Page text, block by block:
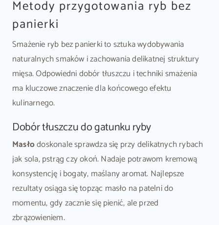
Metody przygotowania ryb bez
panierki
Smażenie ryb bez panierki to sztuka wydobywania
naturalnych smaków i zachowania delikatnej struktury
mięsa. Odpowiedni dobór tłuszczu i techniki smażenia
ma kluczowe znaczenie dla końcowego efektu
kulinarnego.
Dobór tłuszczu do gatunku ryby
Masłodoskonale sprawdza się przy delikatnych rybach
jak sola, pstrąg czy okoń. Nadaje potrawom kremową
konsystencję i bogaty, maślany aromat. Najlepsze
rezultaty osiąga się topząc masło na patelni do
momentu, gdy zacznie się pienić, ale przed
zbrązowieniem.